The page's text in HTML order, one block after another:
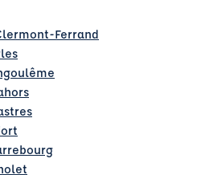
Ferrand